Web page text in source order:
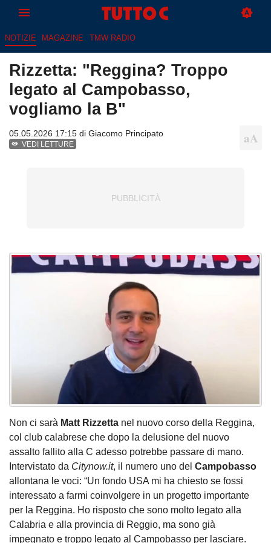
NOTIZIE MAGAZINE TMW RADIO
Rizzetta: "Reggina? Troppo
legato al Campobasso,
vogliamo la B"
05.05.2026 17:15 di Giacomo Principato
VEDI LETTURE
Non ci sarà Matt Rizzetta nel nuovo corso della Reggina,
col club calabrese che dopo la delusione del nuovo
assalto fallito alla C adesso potrebbe passare di mano.
Intervistato da Citynow.it, il numero uno del Campobasso
allontana le voci: “Un fondo USA mi ha chiesto se fossi
interessato a farmi coinvolgere in un progetto importante
per la Reggina. Ho risposto che sono molto legato alla
Calabria e alla provincia di Reggio, ma sono già
impegnato e troppo legato al Campobasso per lasciare.